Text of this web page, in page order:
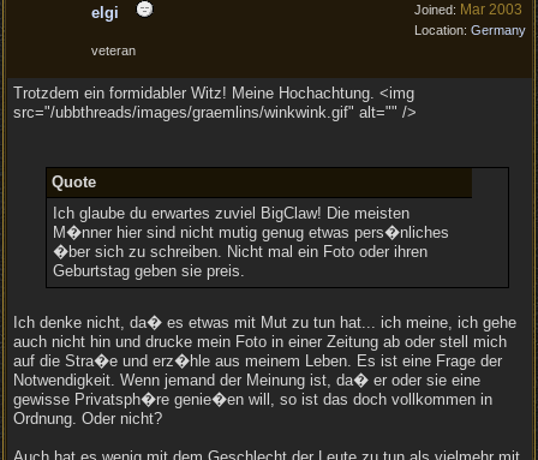
Joined: Mar 2003
Location: Germany
elgi
veteran
Trotzdem ein formidabler Witz! Meine Hochachtung. <img
src="/ubbthreads/images/graemlins/winkwink.gif" alt="" />
Quote
Ich glaube du erwartes zuviel BigClaw! Die meisten
M�nner hier sind nicht mutig genug etwas pers�nliches
�ber sich zu schreiben. Nicht mal ein Foto oder ihren
Geburtstag geben sie preis.
Ich denke nicht, da� es etwas mit Mut zu tun hat... ich meine, ich gehe
auch nicht hin und drucke mein Foto in einer Zeitung ab oder stell mich
auf die Stra�e und erz�hle aus meinem Leben. Es ist eine Frage der
Notwendigkeit. Wenn jemand der Meinung ist, da� er oder sie eine
gewisse Privatsph�re genie�en will, so ist das doch vollkommen in
Ordnung. Oder nicht?